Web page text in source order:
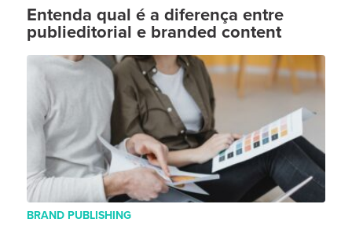
Entenda qual é a diferença entre
publieditorial e branded content
BRAND PUBLISHING